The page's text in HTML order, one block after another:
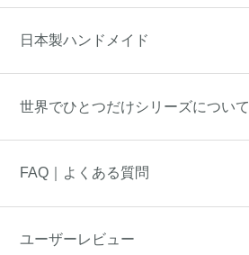
日本製ハンドメイド
世界でひとつだけシリーズについ
FAQ｜よくある質問
ユーザーレビュー